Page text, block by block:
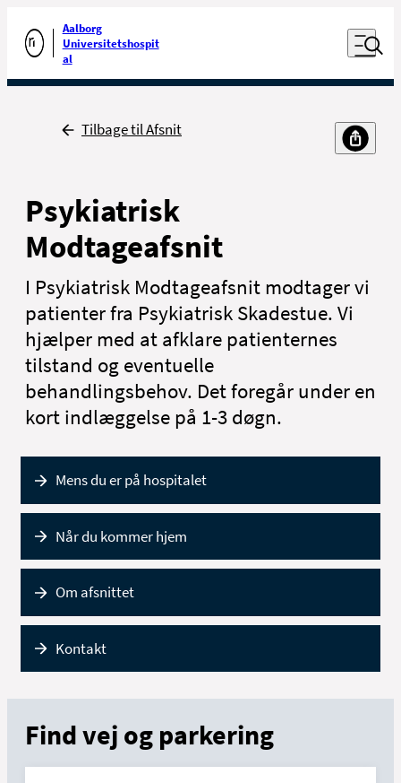
Gå til forsiden
Aalborg
Universitetshospit
al
Åben
Udfør søgning
Tilbage
Tilbage til Afsnit
Psykiatrisk
Modtageafsnit
I Psykiatrisk Modtageafsnit modtager vi
patienter fra Psykiatrisk Skadestue. Vi
hjælper med at afklare patienternes
tilstand og eventuelle
behandlingsbehov. Det foregår under en
kort indlæggelse på 1-3 døgn.
Mens du er på hospitalet
Når du kommer hjem
Om afsnittet
Kontakt
Find vej og parkering